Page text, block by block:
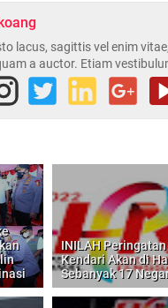
lacus, sagittis vel enim
a auctor. Etiam
INILAH Peringatan
Kendari Akan di
Sebanyak 17